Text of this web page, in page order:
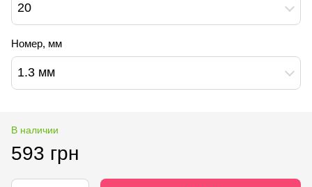
20
Номер, мм
1.3 мм
В наличии
593 грн